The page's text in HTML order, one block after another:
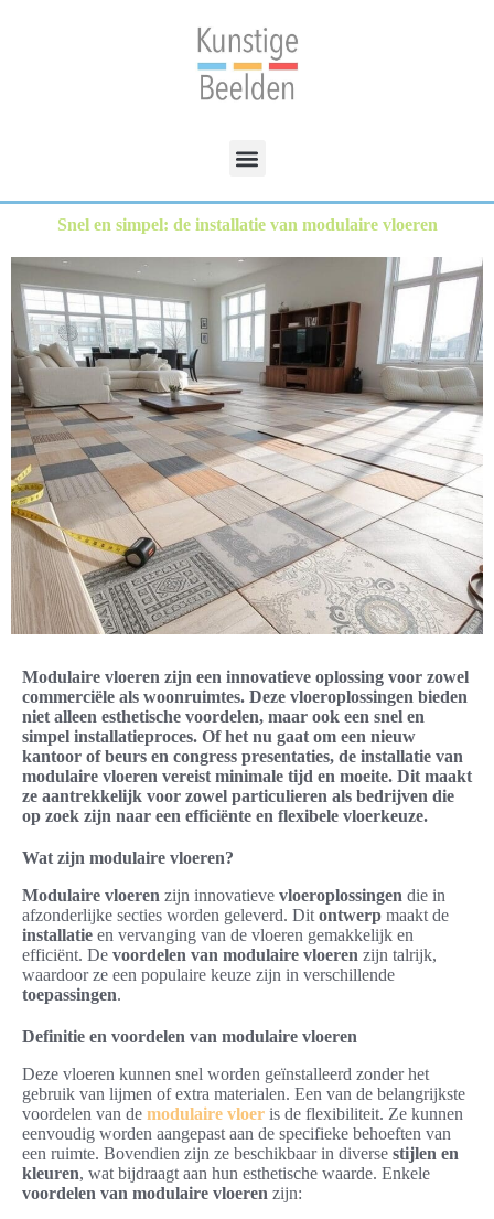
Snel en simpel: de installatie van modulaire vloeren
Modulaire vloeren zijn een innovatieve oplossing voor zowel
commerciële als woonruimtes. Deze vloeroplossingen bieden
niet alleen esthetische voordelen, maar ook een snel en
simpel installatieproces. Of het nu gaat om een nieuw
kantoor of beurs en congress presentaties, de installatie van
modulaire vloeren vereist minimale tijd en moeite. Dit maakt
ze aantrekkelijk voor zowel particulieren als bedrijven die
op zoek zijn naar een efficiënte en flexibele vloerkeuze.
Wat zijn modulaire vloeren?
Modulaire vloeren zijn innovatieve vloeroplossingen die in
afzonderlijke secties worden geleverd. Dit ontwerp maakt de
installatie en vervanging van de vloeren gemakkelijk en
efficiënt. De voordelen van modulaire vloeren zijn talrijk,
waardoor ze een populaire keuze zijn in verschillende
toepassingen.
Definitie en voordelen van modulaire vloeren
Deze vloeren kunnen snel worden geïnstalleerd zonder het
gebruik van lijmen of extra materialen. Een van de belangrijkste
voordelen van de modulaire vloer is de flexibiliteit. Ze kunnen
eenvoudig worden aangepast aan de specifieke behoeften van
een ruimte. Bovendien zijn ze beschikbaar in diverse stijlen en
kleuren, wat bijdraagt aan hun esthetische waarde. Enkele
voordelen van modulaire vloeren zijn: